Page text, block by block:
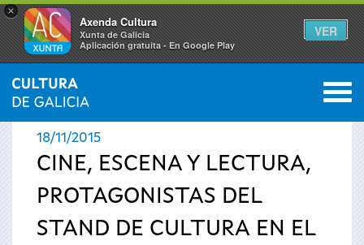
×
Axenda Cultura
Xunta de Galicia
Aplicación gratuíta - En Google Play
VER
Se
encuentra
usted
aquí
INICIO › ACTUALIDAD 0
18/11/2015
CINE, ESCENA Y LECTURA,
PROTAGONISTAS DEL
STAND DE CULTURA EN EL